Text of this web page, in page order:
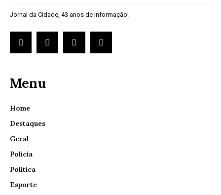
Jornal da Cidade, 43 anos de informação!
Menu
Home
Destaques
Geral
Polícia
Política
Esporte